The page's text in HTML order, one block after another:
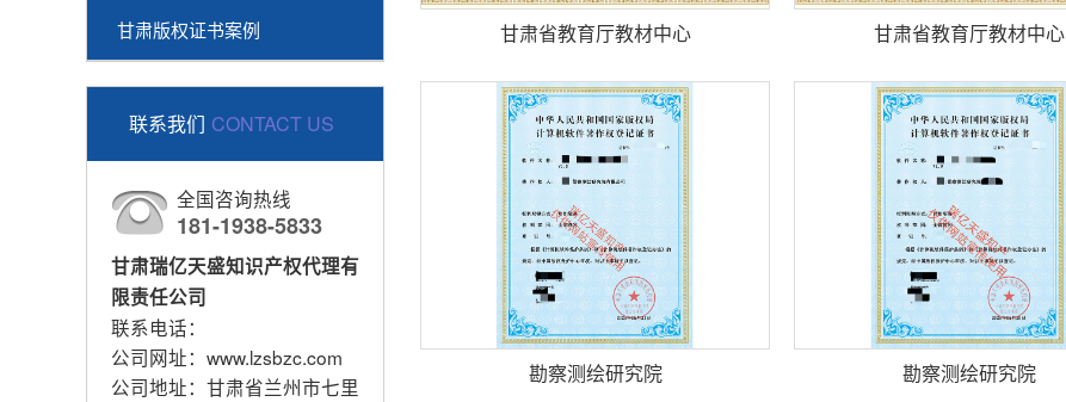
甘肃版权证书案例
联系我们 CONTACT US
全国咨询热线
181-1938-5833
甘肃瑞亿天盛知识产权代理有
限责任公司
联系电话：
公司网址：www.lzsbzc.com
公司地址：甘肃省兰州市七里
甘肃省教育厅教材中心 甘肃省教育厅教材中心
勘察测绘研究院 勘察测绘研究院